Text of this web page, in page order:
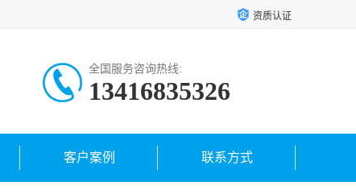
资质认证
全国服务咨询热线:
13416835326
客户案例 联系方式